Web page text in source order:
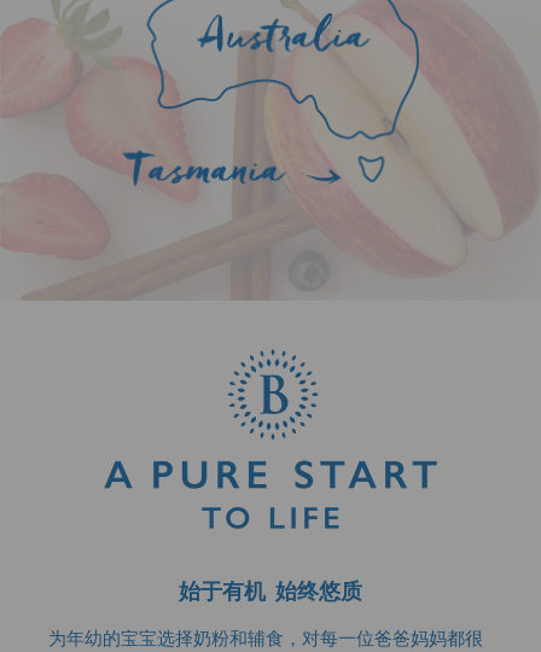
始于有机 始终悠质
为年幼的宝宝选择奶粉和辅食，对每一位爸爸妈妈都很